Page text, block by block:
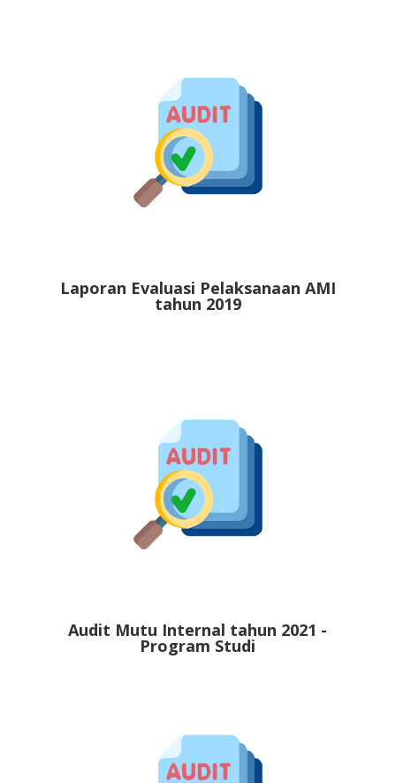
Laporan Evaluasi Pelaksanaan AMI
tahun 2019
Audit Mutu Internal tahun 2021 -
Program Studi